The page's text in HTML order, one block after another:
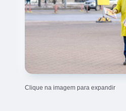
Clique na imagem para expandir